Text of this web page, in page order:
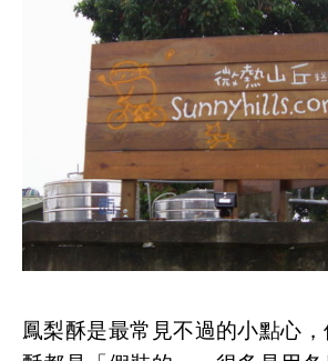
鳳梨酥是最常見不過的小點心